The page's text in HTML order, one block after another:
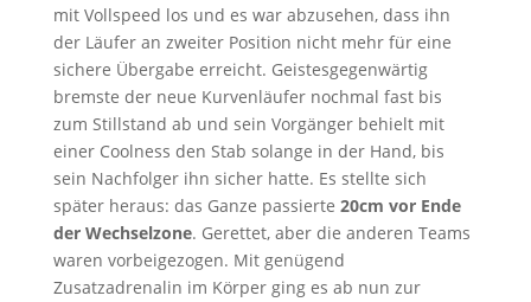
mit Vollspeed los und es war abzusehen, dass ihn
der Läufer an zweiter Position nicht mehr für eine
sichere Übergabe erreicht. Geistesgegenwärtig
bremste der neue Kurvenläufer nochmal fast bis
zum Stillstand ab und sein Vorgänger behielt mit
einer Coolness den Stab solange in der Hand, bis
sein Nachfolger ihn sicher hatte. Es stellte sich
später heraus: das Ganze passierte 20cm vor Ende
der Wechselzone. Gerettet, aber die anderen Teams
waren vorbeigezogen. Mit genügend
Zusatzadrenalin im Körper ging es ab nun zur